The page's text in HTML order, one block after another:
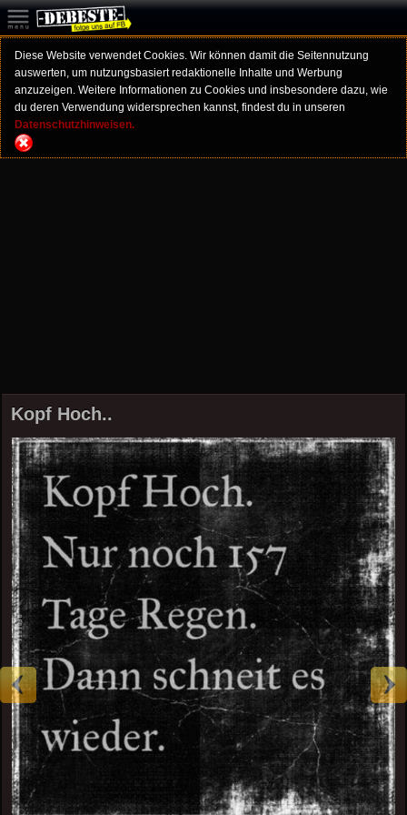
Diese Website verwendet Cookies. Wir können damit die Seitennutzung
auswerten, um nutzungsbasiert redaktionelle Inhalte und Werbung
anzuzeigen. Weitere Informationen zu Cookies und insbesondere dazu, wie
du deren Verwendung widersprechen kannst, findest du in unseren
Datenschutzhinweisen.
Kopf Hoch..